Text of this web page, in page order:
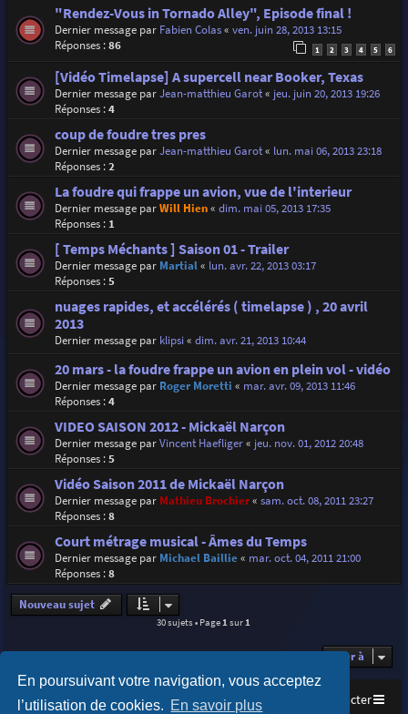
En poursuivant votre navigation, vous acceptez
l’utilisation de cookies. En savoir plus
"Rendez-Vous in Tornado Alley", Episode final !
Dernier message par Fabien Colas« ven. juin 28, 2013 13:15
Réponses :86 1 2 3 4 5 6
[Vidéo Timelapse] A supercell near Booker, Texas
Dernier message parJean-matthieu Garot« jeu. juin 20, 2013 19:26
Réponses :4
coup de foudre tres pres
Dernier message parJean-matthieu Garot« lun. mai 06, 2013 23:18
Réponses :2
La foudre qui frappe un avion, vue de l'interieur
Dernier message parWill Hien« dim. mai 05, 2013 17:35
Réponses : 1
[ Temps Méchants ] Saison 01 - Trailer
Dernier message par Martial« lun. avr. 22, 2013 03:17
Réponses :5
nuages rapides, et accélérés ( timelapse ) , 20 avril
2013
Dernier message par klipsi« dim. avr. 21, 2013 10:44
20 mars - la foudre frappe un avion en plein vol - vidéo
Dernier message par Roger Moretti « mar. avr. 09, 2013 11:46
Réponses :4
VIDEO SAISON 2012 - Mickaël Narçon
Dernier message parVincent Haefliger« jeu. nov. 01, 2012 20:48
Réponses :5
Vidéo Saison 2011 de Mickaël Narçon
Dernier message par Mathieu Brochier« sam. oct. 08, 2011 23:27
Réponses :8
Court métrage musical - Âmes du Temps
Dernier message par Michael Baillie« mar. oct. 04, 2011 21:00
Réponses :8
Nouveau sujet
30 sujets • Page1sur1
Aller à
Accueil Index du forum Nous contacter